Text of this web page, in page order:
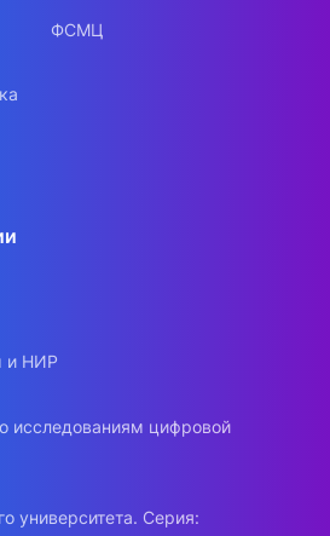
ФСМЦ
и НИР
исследованиям цифровой
университета. Серия: